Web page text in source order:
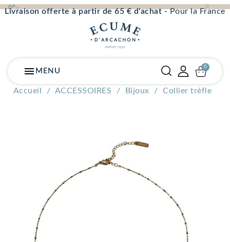
Livraison offerte à partir de 65 € d'achat -Pour la France
menu MENU
Accueil ACCESSOIRES Bijoux Collier trèfle